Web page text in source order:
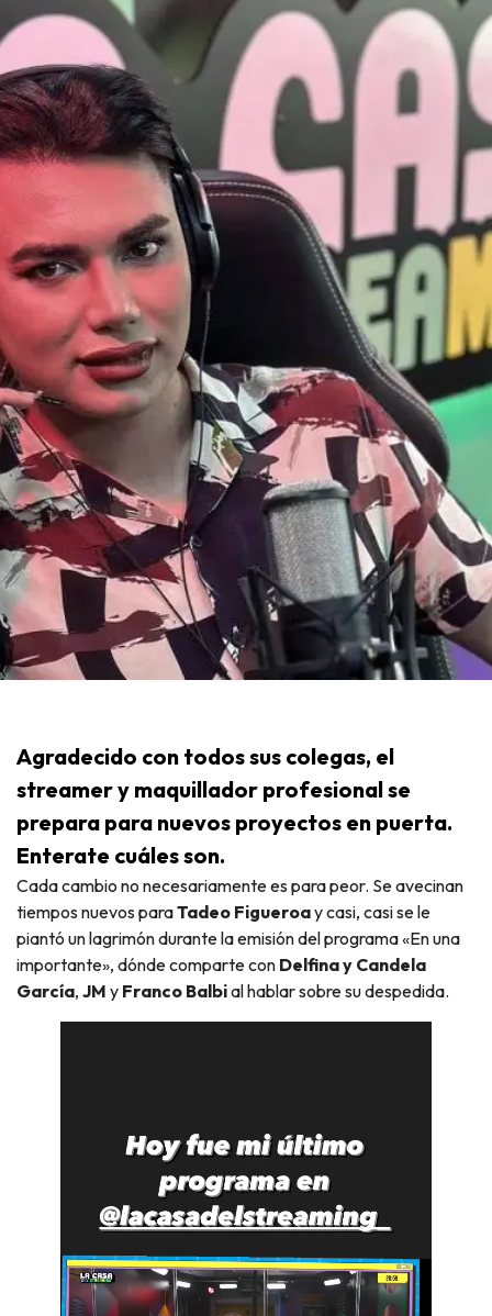
Agradecido con todos sus colegas, el
streamer y maquillador profesional se
prepara para nuevos proyectos en puerta.
Enterate cuáles son.
Cada cambio no necesariamente es para peor. Se avecinan
tiempos nuevos paraTadeo Figueroay casi, casi se le
piantó un lagrimón durante la emisión del programa «En una
importante», dónde comparte con Delfina y Candela
García, JM y Franco Balbial hablar sobre su despedida.